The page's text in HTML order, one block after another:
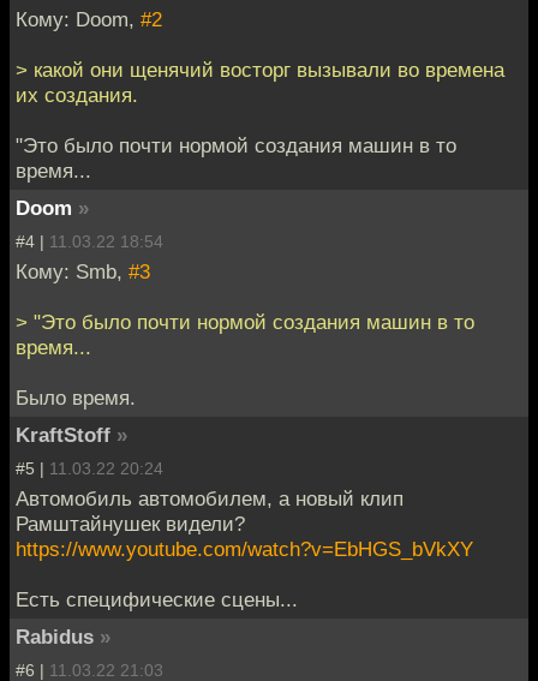
Кому: Doom, #2
> какой они щенячий восторг вызывали во времена
их создания.
"Это было почти нормой создания машин в то
время...
Doom »
#4 | 11.03.22 18:54
Кому: Smb, #3
> "Это было почти нормой создания машин в то
время...
Было время.
KraftStoff »
#5 | 11.03.22 20:24
Автомобиль автомобилем, а новый клип
Рамштайнушек видели?
https://www.youtube.com/watch?v=EbHGS_bVkXY
Есть специфические сцены...
Rabidus »
#6 | 11.03.22 21:03